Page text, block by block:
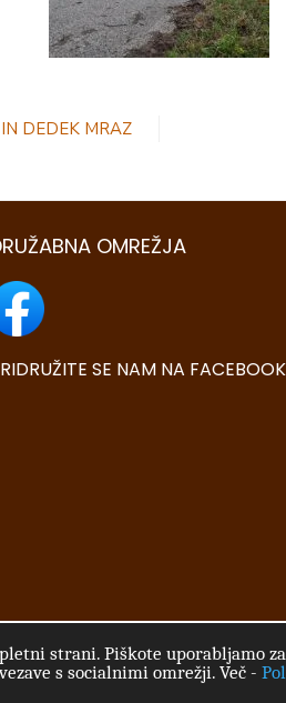
DEDEK MRAZ
OMREŽJA
SE NAM NA
strani. Piškote uporabljamo
s socialnimi omrežji. Več -